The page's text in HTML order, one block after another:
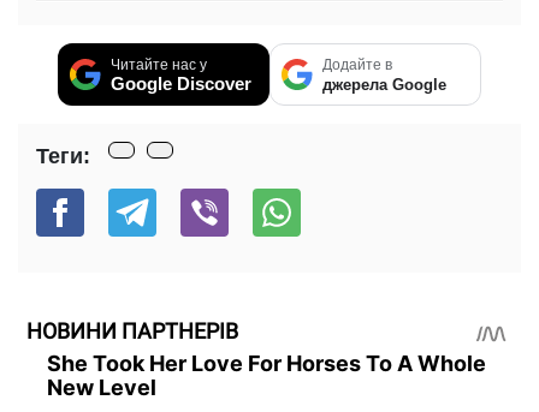
Читайте нас у
Google Discover
Додайте в
джерела Google
Теги:
НОВИНИ ПАРТНЕРІВ
She Took Her Love For Horses To A Whole
New Level